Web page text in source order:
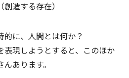
造する存在）
に、人間とは何か？
表現しようとすると、このほか
あります。